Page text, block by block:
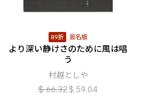
89折 簽名版
より深い静けさのために風は唱
う
村越としや
$ 66.32 $ 59.04